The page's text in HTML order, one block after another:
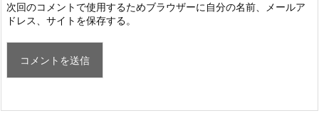
次回のコメントで使用するためブラウザーに自分の名前、メールア
ドレス、サイトを保存する。